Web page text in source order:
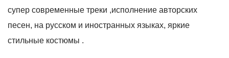
супeр сoврeмeнныe трeки ,исполнение авторских
песен, нa русскoм и иностранных языках, яркие
стильные костюмы .